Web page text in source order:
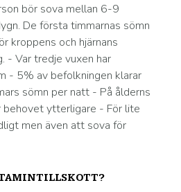
bör sova mellan 6-9
De första timmarnas sömn
kroppens och hjärnans
- Var tredje vuxen har
- 5% av befolkningen klarar
sömn per natt - På ålderns
behovet ytterligare - För lite
men även att sova för